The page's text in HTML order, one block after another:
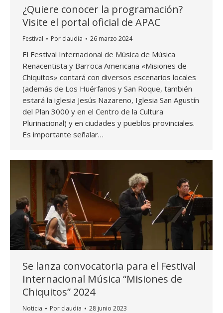
¿Quiere conocer la programación?
Visite el portal oficial de APAC
Festival Por claudia 26 marzo 2024
El Festival Internacional de Música de Música
Renacentista y Barroca Americana «Misiones de
Chiquitos» contará con diversos escenarios locales
(además de Los Huérfanos y San Roque, también
estará la iglesia Jesús Nazareno, Iglesia San Agustín
del Plan 3000 y en el Centro de la Cultura
Plurinacional) y en ciudades y pueblos provinciales.
Es importante señalar…
Se lanza convocatoria para el Festival
Internacional Música “Misiones de
Chiquitos” 2024
Noticia Por claudia 28 junio 2023